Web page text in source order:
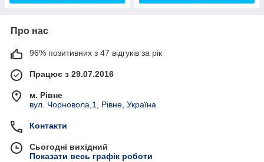
Про нас
96% позитивних з 47 відгуків за рік
Працює з 29.07.2016
м. Рівне
вул. Чорновола,1, Рівне, Україна
Контакти
Сьогодні вихідний
Показати весь графік роботи